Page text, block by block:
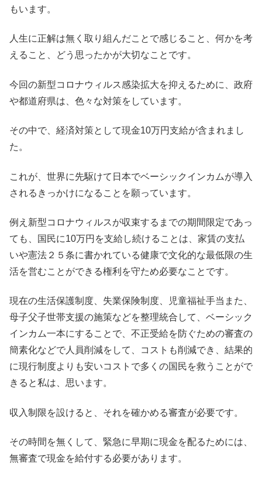
もいます。
人生に正解は無く取り組んだことで感じること、何かを考
えること、どう思ったかが大切なことです。
今回の新型コロナウィルス感染拡大を抑えるために、政府
や都道府県は、色々な対策をしています。
その中で、経済対策として現金10万円支給が含まれまし
た。
これが、世界に先駆けて日本でベーシックインカムが導入
されるきっかけになることを願っています。
例え新型コロナウィルスが収束するまでの期間限定であっ
ても、国民に10万円を支給し続けることは、家賃の支払
いや憲法２５条に書かれている健康で文化的な最低限の生
活を営むことができる権利を守ため必要なことです。
現在の生活保護制度、失業保険制度、児童福祉手当また、
母子父子世帯支援の施策などを整理統合して、ベーシック
インカム一本にすることで、不正受給を防ぐための審査の
簡素化などで人員削減をして、コストも削減でき、結果的
に現行制度よりも安いコストで多くの国民を救うことがで
きると私は、思います。
収入制限を設けると、それを確かめる審査が必要です。
その時間を無くして、緊急に早期に現金を配るためには、
無審査で現金を給付する必要があります。